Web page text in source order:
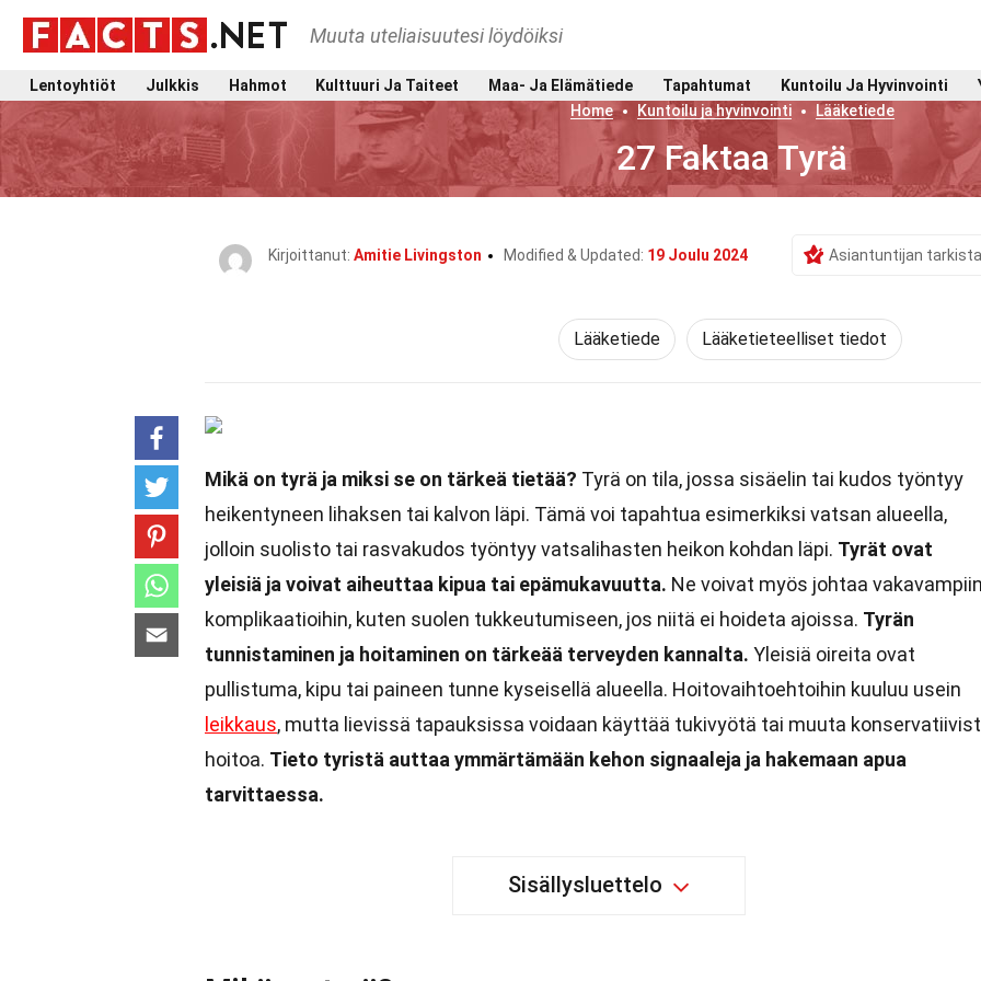
Muuta uteliaisuutesi löydöiksi
Lentoyhtiöt Julkkis Hahmot Kulttuuri Ja Taiteet Maa- Ja Elämätiede Tapahtumat Kuntoilu Ja Hyvinvointi
Home
Kuntoilu ja hyvinvointi Lääketiede
27 Faktaa Tyrä
Kirjoittanut: Amitie Livingston Modified & Updated: 19 Joulu 2024 Asiantuntijan
Lääketiede Lääketieteelliset tiedot
Mikä on tyrä ja miksi se on tärkeä tietää? Tyrä on tila, jossa sisäelin tai kudos työntyy
heikentyneen lihaksen tai kalvon läpi. Tämä voi tapahtua esimerkiksi vatsan alueella,
jolloin suolisto tai rasvakudos työntyy vatsalihasten heikon kohdan läpi. Tyrät ovat
yleisiä ja voivat aiheuttaa kipua tai epämukavuutta. Ne voivat myös johtaa
komplikaatioihin, kuten suolen tukkeutumiseen, jos niitä ei hoideta ajoissa. Tyrän
tunnistaminen ja hoitaminen on tärkeää terveyden kannalta. Yleisiä oireita ovat
pullistuma, kipu tai paineen tunne kyseisellä alueella. Hoitovaihtoehtoihin kuuluu usein
leikkaus, mutta lievissä tapauksissa voidaan käyttää tukivyötä tai muuta
hoitoa. Tieto tyristä auttaa ymmärtämään kehon signaaleja ja hakemaan apua
tarvittaessa.
Sisällysluettelo